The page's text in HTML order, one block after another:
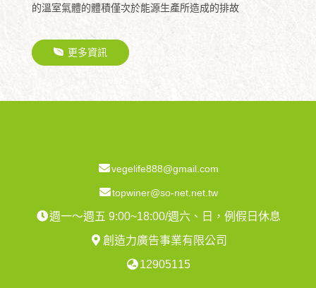
的溫室氣體的體積僅次於能源生產所造成的排故
更多資訊
vegelife888@gmail.com
topwiner@so-net.net.tw
週一～週五 9:00~18:00/週六、日，例假日休息
創造力廣告事業有限公司
12905115